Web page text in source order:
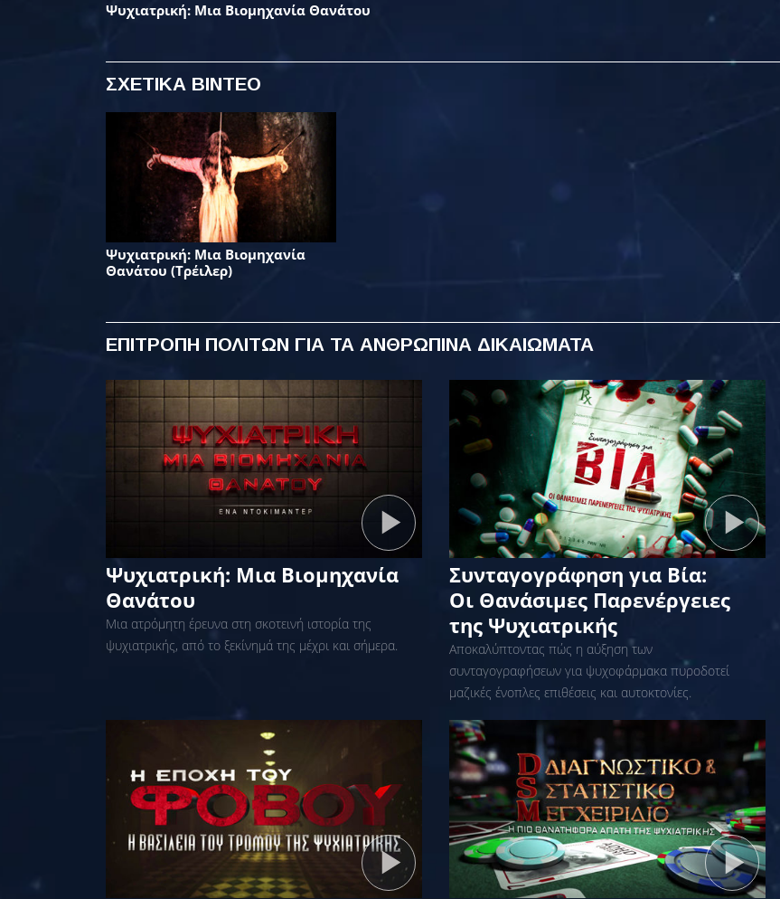
Ψυχιατρική: Μια Βιομηχανία Θανάτου
ΣΧΕΤΙΚΑ ΒΙΝΤΕΟ
Ψυχιατρική: Μια Βιομηχανία
Θανάτου (Τρέιλερ)
ΕΠΙΤΡΟΠΗ ΠΟΛΙΤΩΝ ΓΙΑ ΤΑ ΑΝΘΡΩΠΙΝΑ ΔΙΚΑΙΩΜΑΤΑ
Ψυχιατρική: Μια Βιομηχανία
Θανάτου
Μια ατρόμητη έρευνα στη σκοτεινή ιστορία της
ψυχιατρικής, από το ξεκίνημά της μέχρι και σήμερα.
Συνταγογράφηση για Βία:
Οι Θανάσιμες Παρενέργειες
της Ψυχιατρικής
Αποκαλύπτοντας πώς η αύξηση των
συνταγογραφήσεων για ψυχοφάρμακα πυροδοτεί
μαζικές ένοπλες επιθέσεις και αυτοκτονίες.